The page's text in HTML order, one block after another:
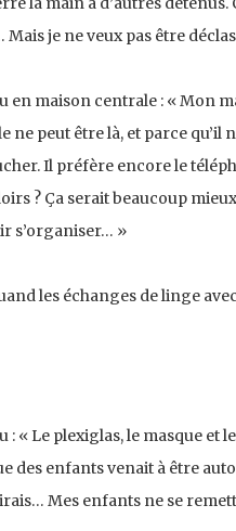
Mais je ne veux pas être
en maison centrale : « Mon
peut être là, et parce qu’il
Il préfère encore le
? Ça serait beaucoup
s’organiser… »
les échanges de linge
: « Le plexiglas, le masque et
des enfants venait à être
Mes enfants ne se